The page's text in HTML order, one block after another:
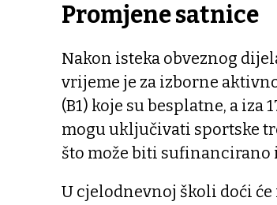
Promjene satnice
Nakon isteka obveznog
vrijeme je za izborne
(B1) koje su besplatne, a iza
mogu uključivati sportske
što može biti
U cjelodnevnoj školi doći